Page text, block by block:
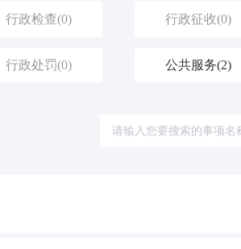
行政检查(0) 行政征收(0)
行政处罚(0) 公共服务(2)